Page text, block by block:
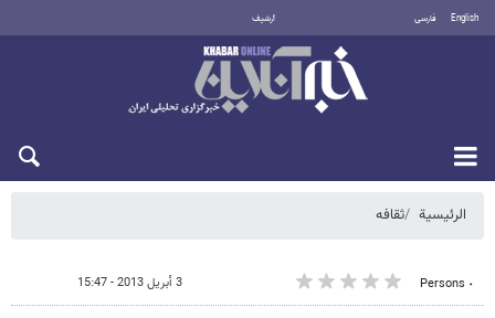
English فارسی أرشيف
الرئيسية ثقافه
٠ Persons 3 أبريل 2013 - 15:47